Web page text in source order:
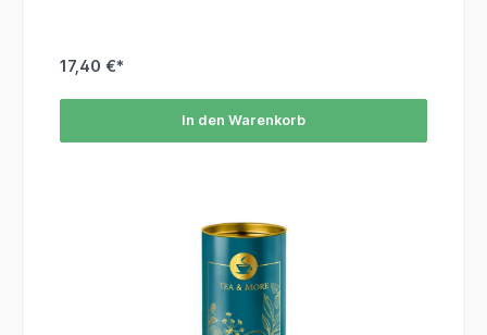
17,40 €*
In den Warenkorb